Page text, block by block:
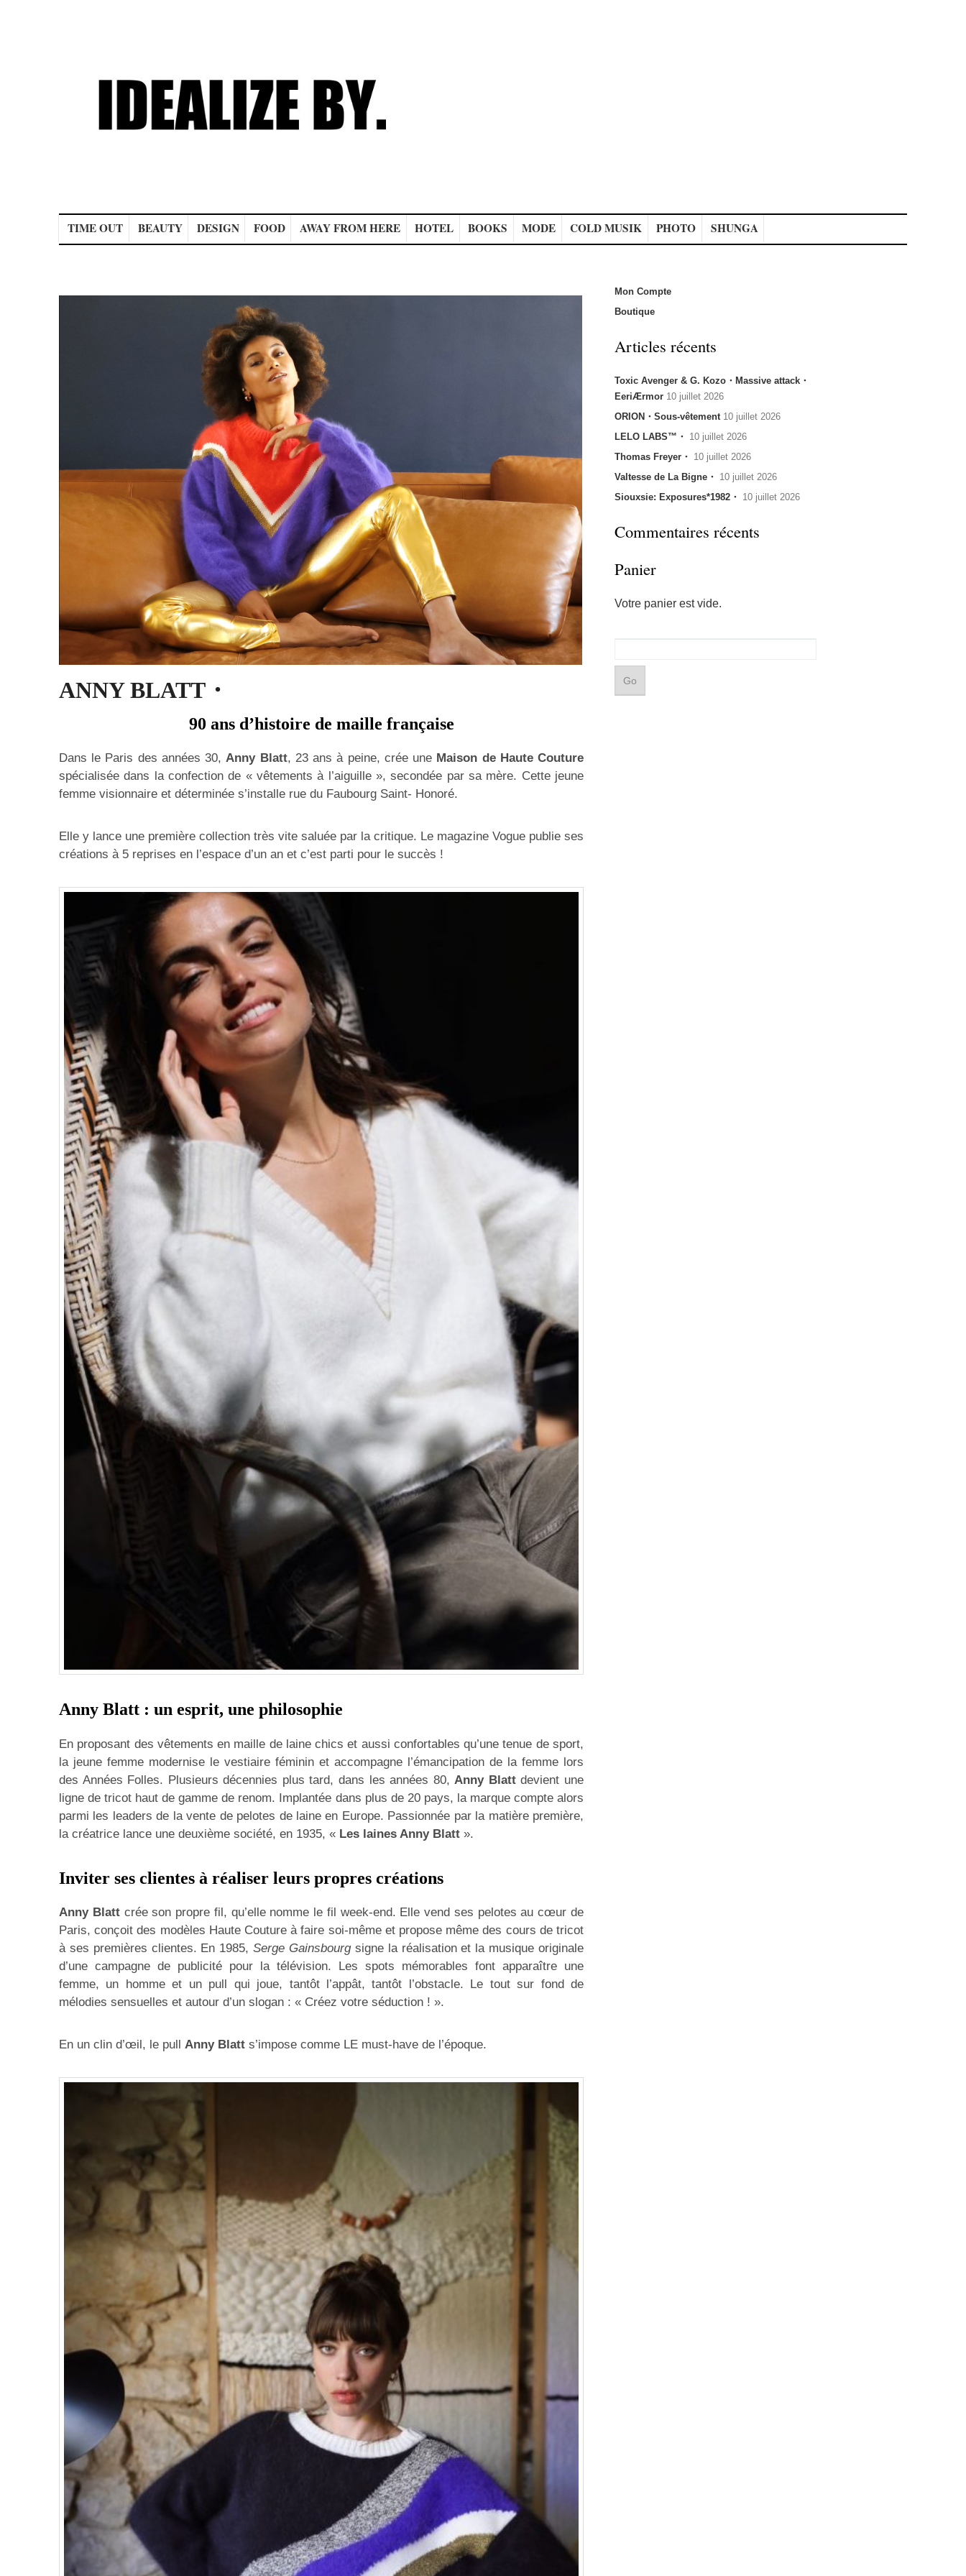
TIME OUT BEAUTY DESIGN FOOD AWAY FROM HERE HOTEL BOOKS MODE COLD MUSIK PHOTO SHUNGA
ANNY BLATT・
90 ans d’histoire de maille française
Dans le Paris des années 30,Anny Blatt, 23 ans à peine, crée une Maison de Haute Couture
spécialisée dans la confection de « vêtements à l’aiguille », secondée par sa mère. Cette jeune
femme visionnaire et déterminée s’installe rue du Faubourg Saint- Honoré.
Elle y lance une première collection très vite saluée par la critique. Le magazine Vogue publie ses
créations à 5 reprises en l’espace d’un an et c’est parti pour le succès !
Anny Blatt : un esprit, une philosophie
En proposant des vêtements en maille de laine chics et aussi confortables qu’une tenue de sport,
la jeune femme modernise le vestiaire féminin et accompagne l’émancipation de la femme lors
des Années Folles. Plusieurs décennies plus tard, dans les années 80,Anny Blattdevient une
ligne de tricot haut de gamme de renom. Implantée dans plus de 20 pays, la marque compte alors
parmi les leaders de la vente de pelotes de laine en Europe. Passionnée par la matière première,
la créatrice lance une deuxième société, en 1935, « Les laines Anny Blatt ».
Inviter ses clientes à réaliser leurs propres créations
Anny Blattcrée son propre fil, qu’elle nomme le fil week-end. Elle vend ses pelotes au cœur de
Paris, conçoit des modèles Haute Couture à faire soi-même et propose même des cours de tricot
à ses premières clientes. En 1985,Serge Gainsbourgsigne la réalisation et la musique originale
d’une campagne de publicité pour la télévision. Les spots mémorables font apparaître une
femme, un homme et un pull qui joue, tantôt l’appât, tantôt l’obstacle. Le tout sur fond de
mélodies sensuelles et autour d’un slogan : « Créez votre séduction ! ».
En un clin d’œil, le pull Anny Blatt s’impose comme LE must-have de l’époque.
Mon Compte
Boutique
Articles récents
Toxic Avenger & G. Kozo・Massive attack・
EeriÆrmor 10 juillet 2026
ORION・Sous-vêtement 10 juillet 2026
LELO LABS™・ 10 juillet 2026
Thomas Freyer・ 10 juillet 2026
Valtesse de La Bigne・ 10 juillet 2026
Siouxsie: Exposures*1982・ 10 juillet 2026
Commentaires récents
Panier
Votre panier est vide.